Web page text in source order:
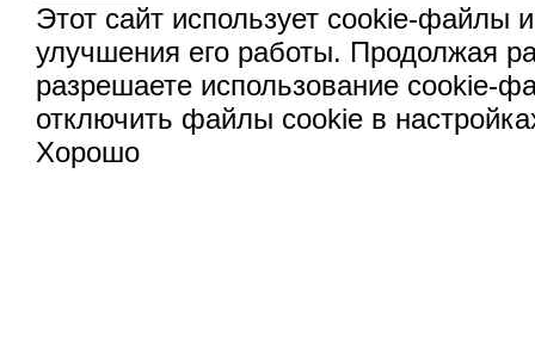
Этот сайт использует cookie-файлы
улучшения его работы. Продолжая
разрешаете использование cookie-
отключить файлы cookie в
Хорошо